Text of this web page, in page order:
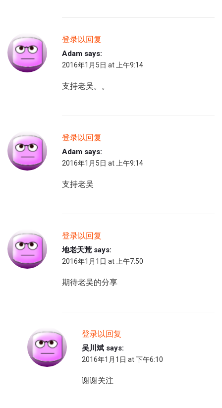
登录以回复
Adam says:
2016年1月5日 at 上午9:14
支持老吴。。
登录以回复
Adam says:
2016年1月5日 at 上午9:14
支持老吴
登录以回复
地老天荒 says:
2016年1月1日 at 上午7:50
期待老吴的分享
登录以回复
吴川斌 says:
2016年1月1日 at 下午6:10
谢谢关注